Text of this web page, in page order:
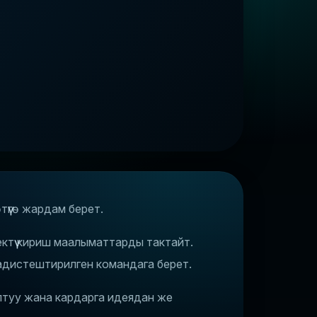
жардам берет.
кириш маалыматтарды тактайт.
командага берет.
жана кардарга идеядан же